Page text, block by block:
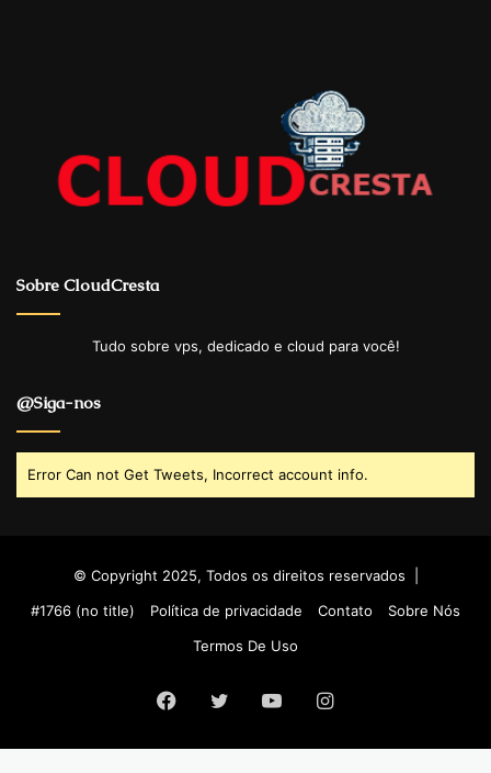
Sobre CloudCresta
Tudo sobre vps, dedicado e cloud para você!
@Siga-nos
Error Can not Get Tweets, Incorrect account info.
© Copyright 2025, Todos os direitos reservados |
#1766 (no title)
Política de privacidade Contato
Sobre Nós
Termos De Uso
Facebook
Twitter YouTubeInstagram